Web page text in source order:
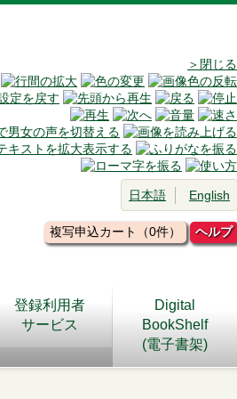
＞閉じる
日本語 English
複写申込カート（0件） ヘルプ
登録利用者
サービス
Digital
BookShelf
(電子書架)